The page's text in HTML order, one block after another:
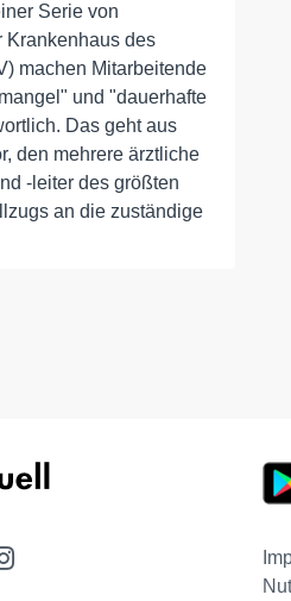
Serie von
Krankenhaus des
machen Mitarbeitende
und "dauerhafte
Das geht aus
den mehrere ärztliche
-leiter des größten
an die zuständige